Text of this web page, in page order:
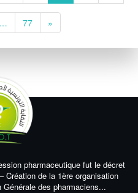
… 77 »
pharmaceutique fut le décret
Création de la 1ère organisation
des pharmaciens...